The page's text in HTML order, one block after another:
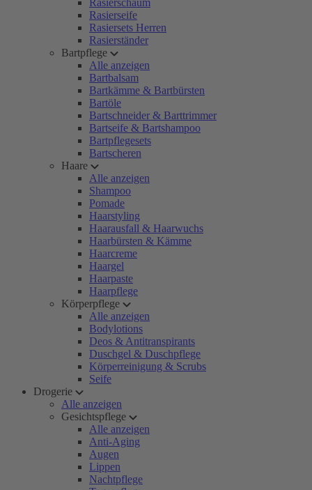
Rasierschaum
Rasierseife
Rasiersets Herren
Rasierständer
Bartpflege
Alle anzeigen
Bartbalsam
Bartkämme & Bartbürsten
Bartöle
Bartschneider & Barttrimmer
Bartseife & Bartshampoo
Bartpflegesets
Bartscheren
Haare
Alle anzeigen
Shampoo
Pomade
Haarstyling
Haarausfall & Haarwuchs
Haarbürsten & Kämme
Haarcreme
Haargel
Haarpaste
Haarpflege
Körperpflege
Alle anzeigen
Bodylotions
Deos & Antitranspirants
Duschgel & Duschpflege
Körperreinigung & Scrubs
Seife
Drogerie
Alle anzeigen
Gesichtspflege
Alle anzeigen
Anti-Aging
Augen
Lippen
Nachtpflege